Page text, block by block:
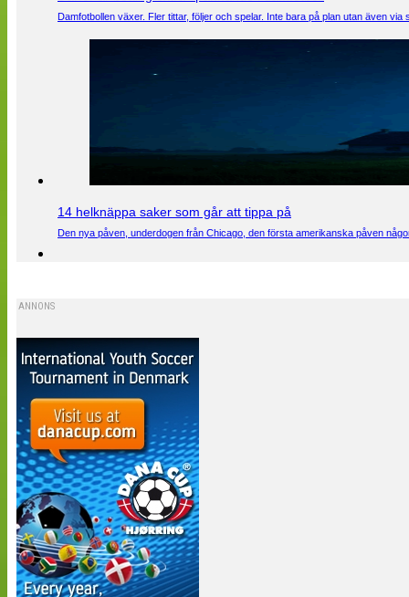
Damfotbollen växer. Fler tittar, följer och spelar. Inte bara på plan utan även
14 helknäppa saker som går att tippa på
Den nya påven, underdogen från Chicago, den första amerikanska påven
ANNONS